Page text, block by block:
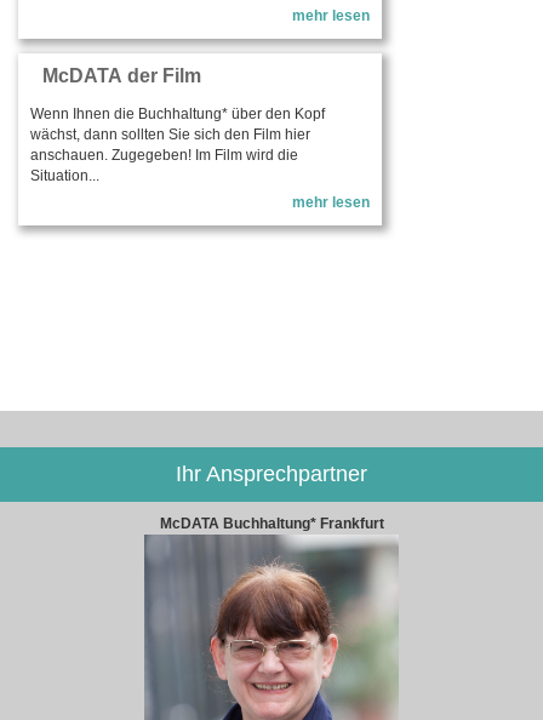
mehr lesen
McDATA der Film
Wenn Ihnen die Buchhaltung* über den Kopf
wächst, dann sollten Sie sich den Film hier
anschauen. Zugegeben! Im Film wird die
Situation...
mehr lesen
Ihr Ansprechpartner
McDATA Buchhaltung* Frankfurt